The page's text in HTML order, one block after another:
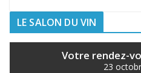
LE SALON DU VIN
Votre rendez-
23